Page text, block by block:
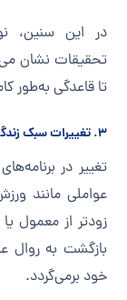
در این سنین،
تحقیقات نشان
تا قاعدگی به‌طور
۳. تغییرات سبک زندگی
تغییر در
عواملی مانند
زودتر از معمول
بازگشت به روال
خود برمی‌گردد.